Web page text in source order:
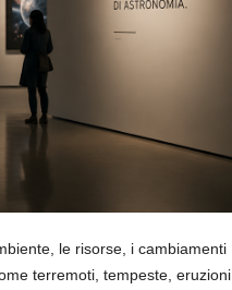
le risorse, i cambiamenti
terremoti, tempeste, eruzioni